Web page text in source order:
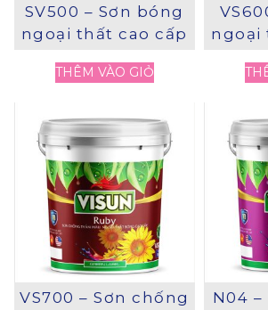
SV500 – Sơn bóng
ngoại thất cao cấp
THÊM VÀO GIỎ
ngoại
VS700 – Sơn chống
N04